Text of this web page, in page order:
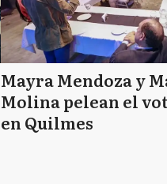
Mayra Mendoza y
Molina pelean el
en Quilmes